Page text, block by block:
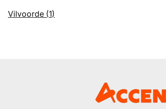
Vilvoorde (1)